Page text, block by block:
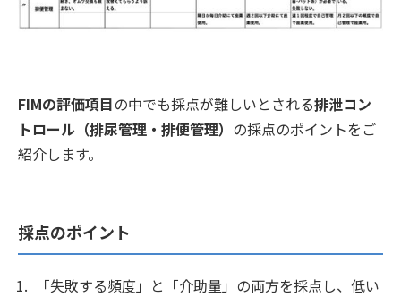
FIMの評価項目の中でも採点が難しいとされる排泄コン
トロール（排尿管理・排便管理） の採点のポイントをご
紹介します。
採点のポイント
「失敗する頻度」と「介助量」の両方を採点し、低い